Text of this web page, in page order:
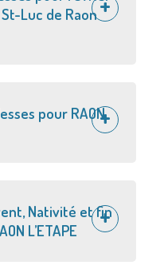
Luc de Raon
pour RAON
Nativité et fin
L’ETAPE